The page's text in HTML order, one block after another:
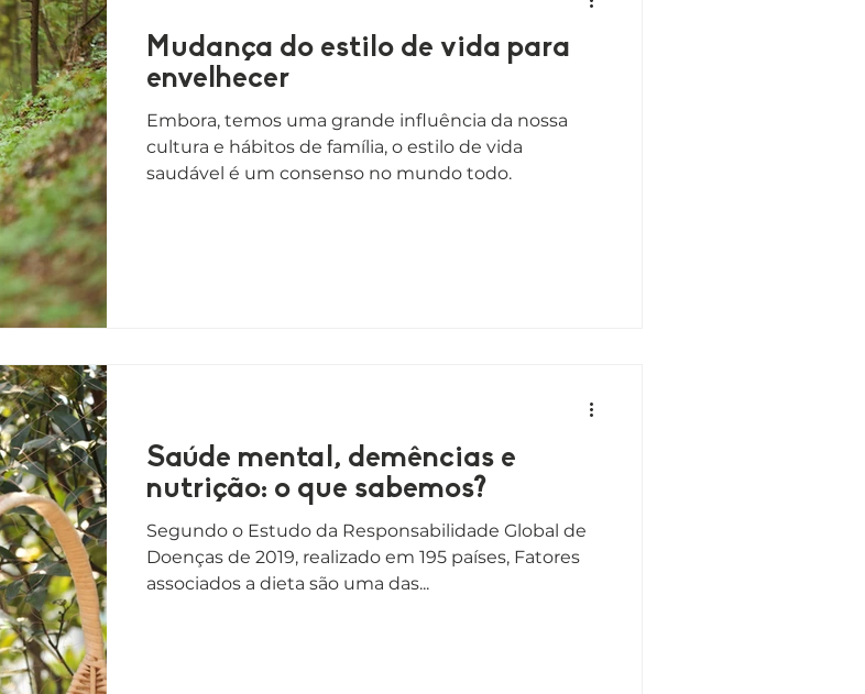
Mudança do estilo de vida para
envelhecer
Embora, temos uma grande influência da nossa
cultura e hábitos de família, o estilo de vida
saudável é um consenso no mundo todo.
Saúde mental, demências e
nutrição: o que sabemos?
Segundo o Estudo da Responsabilidade Global de
Doenças de 2019, realizado em 195 países, Fatores
associados a dieta são uma das...